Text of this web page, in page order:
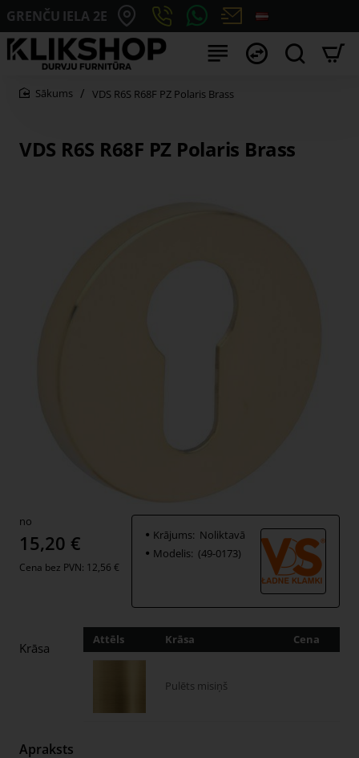
GRENČU IELA 2E
VDS R6S R68F PZ Polaris Brass
VDS R6S R68F PZ Polaris Brass
no
15,20 €
Cena bez PVN: 12,56 €
Krājums: Noliktavā
Modelis: (49-0173)
Krāsa
Attēls Krāsa Cena
Pulēts misiņš
Apraksts